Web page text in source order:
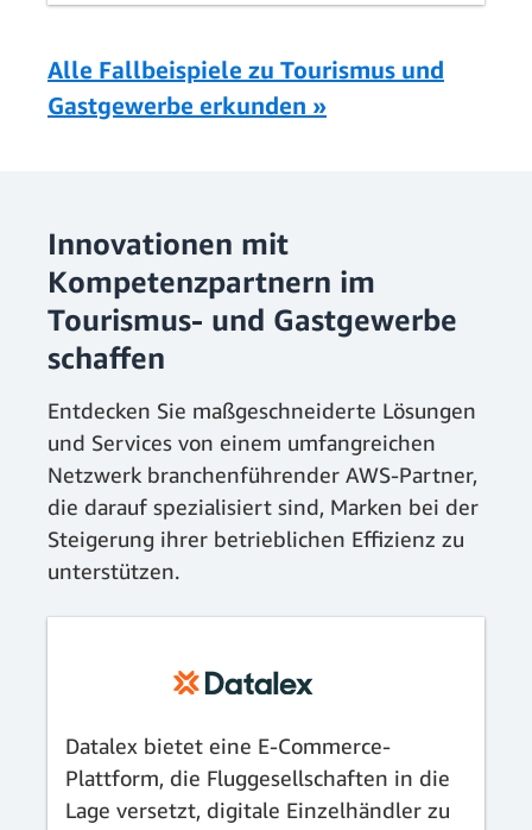
Alle Fallbeispiele zu Tourismus und
Gastgewerbe erkunden »
Innovationen mit
Kompetenzpartnern im
Tourismus- und Gastgewerbe
schaffen
Entdecken Sie maßgeschneiderte Lösungen
und Services von einem umfangreichen
Netzwerk branchenführender AWS-Partner,
die darauf spezialisiert sind, Marken bei der
Steigerung ihrer betrieblichen Effizienz zu
unterstützen.
Datalex bietet eine E-Commerce-
Plattform, die Fluggesellschaften in die
Lage versetzt, digitale Einzelhändler zu